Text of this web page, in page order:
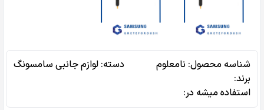
شناسه محصول: نامعلوم دسته:لوازم جانبی سامسونگ
برند:
استفاده میشه در‌: